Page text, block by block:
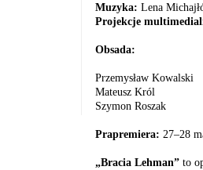
Muzyka: Lena
Projekcje
Obsada:
Przemysław Kowalski
Mateusz Król
Szymon Roszak
Prapremiera: 27–28
„Bracia Lehman” to